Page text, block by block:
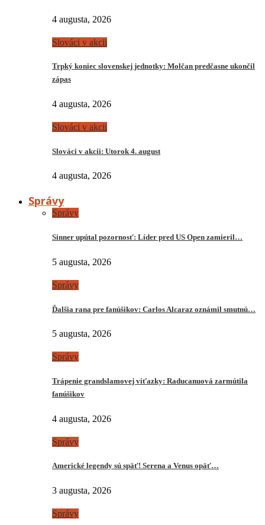
4 augusta, 2026
Slováci v akcii
Trpký koniec slovenskej jednotky: Molčan predčasne ukončil
zápas
4 augusta, 2026
Slováci v akcii
Slováci v akcii: Utorok 4. august
4 augusta, 2026
Správy
Správy
Sinner upútal pozornosť: Líder pred US Open zamieril…
5 augusta, 2026
Správy
Ďalšia rana pre fanúšikov: Carlos Alcaraz oznámil smutnú…
5 augusta, 2026
Správy
Trápenie grandslamovej víťazky: Raducanuová zarmútila
fanúšikov
4 augusta, 2026
Správy
Americké legendy sú späť! Serena a Venus opäť…
3 augusta, 2026
Správy